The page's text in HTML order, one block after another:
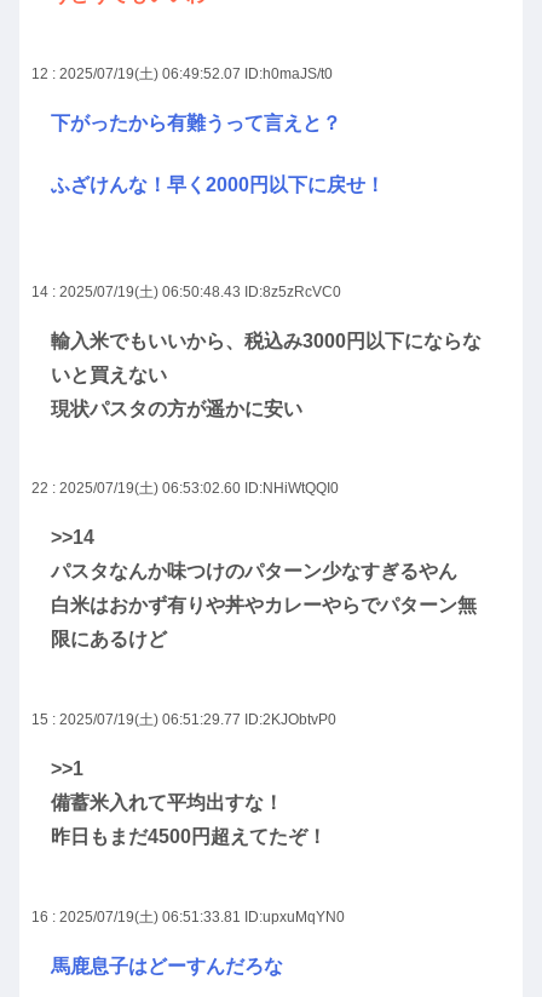
12 : 2025/07/19(土) 06:49:52.07 ID:h0maJS/t0
下がったから有難うって言えと？
ふざけんな！早く2000円以下に戻せ！
14 : 2025/07/19(土) 06:50:48.43 ID:8z5zRcVC0
輸入米でもいいから、税込み3000円以下にならな
いと買えない
現状パスタの方が遥かに安い
22 : 2025/07/19(土) 06:53:02.60 ID:NHiWtQQI0
>>14
パスタなんか味つけのパターン少なすぎるやん
白米はおかず有りや丼やカレーやらでパターン無
限にあるけど
15 : 2025/07/19(土) 06:51:29.77 ID:2KJObtvP0
>>1
備蓄米入れて平均出すな！
昨日もまだ4500円超えてたぞ！
16 : 2025/07/19(土) 06:51:33.81 ID:upxuMqYN0
馬鹿息子はどーすんだろな